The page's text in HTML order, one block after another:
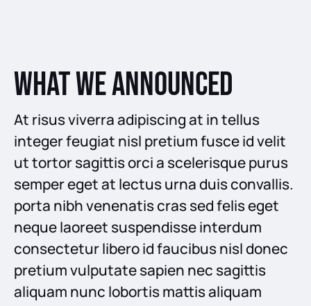
What we announced
At risus viverra adipiscing at in tellus
integer feugiat nisl pretium fusce id velit
ut tortor sagittis orci a scelerisque purus
semper eget at lectus urna duis convallis.
porta nibh venenatis cras sed felis eget
neque laoreet suspendisse interdum
consectetur libero id faucibus nisl donec
pretium vulputate sapien nec sagittis
aliquam nunc lobortis mattis aliquam